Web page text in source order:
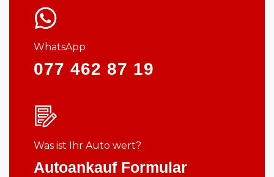
WhatsApp
077 462 87 19
Was ist Ihr Auto wert?
Autoankauf Formular